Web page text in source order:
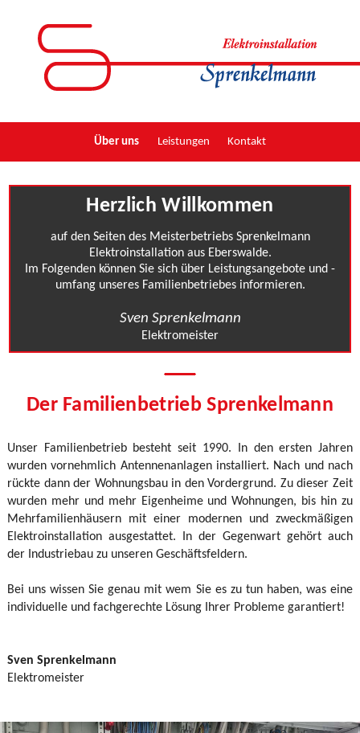
Über uns Leistungen Kontakt
Herzlich Willkommen
auf den Seiten des Meisterbetriebs Sprenkelmann
Elektroinstallation aus Eberswalde.
Im Folgenden können Sie sich über Leistungsangebote und -
umfang unseres Familienbetriebes informieren.
Sven Sprenkelmann
Elektromeister
Der Familienbetrieb Sprenkelmann
Unser Familienbetrieb besteht seit 1990. In den ersten Jahren
wurden vornehmlich Antennenanlagen installiert. Nach und nach
rückte dann der Wohnungsbau in den Vordergrund. Zu dieser Zeit
wurden mehr und mehr Eigenheime und Wohnungen, bis hin zu
Mehrfamilienhäusern mit einer modernen und zweckmäßigen
Elektroinstallation ausgestattet. In der Gegenwart gehört auch
der Industriebau zu unseren Geschäftsfeldern.
Bei uns wissen Sie genau mit wem Sie es zu tun haben, was eine
individuelle und fachgerechte Lösung Ihrer Probleme garantiert!
Sven Sprenkelmann
Elektromeister